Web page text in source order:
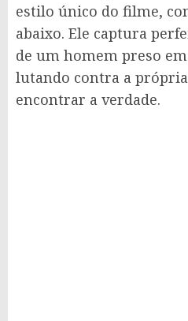
estilo único do filme,
abaixo. Ele captura
de um homem preso
lutando contra a
encontrar a verdade.